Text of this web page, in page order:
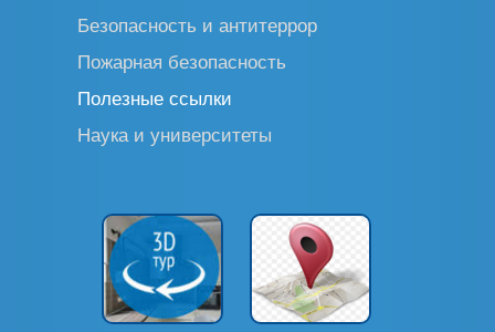
Безопасность и антитеррор
Пожарная безопасность
Полезные ссылки
Наука и университеты